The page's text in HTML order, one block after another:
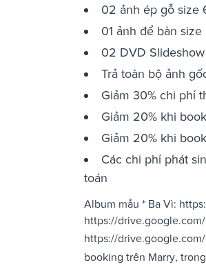
02 ảnh ép gỗ size
01 ảnh để bàn
02 DVD Slideshow
Trả toàn bộ ảnh
Giảm 30% chi phí
Giảm 20% khi
Giảm 20% khi
Các chi phí phát
toán
Album mẫu * Ba Vì:
https://
https://
booking trên Marry,